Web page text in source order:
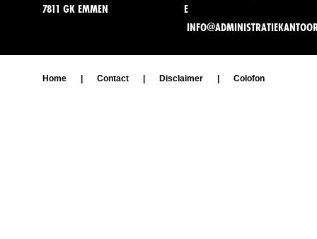
7811 GK EMMEN
E
Home Contact Disclaimer Colofon